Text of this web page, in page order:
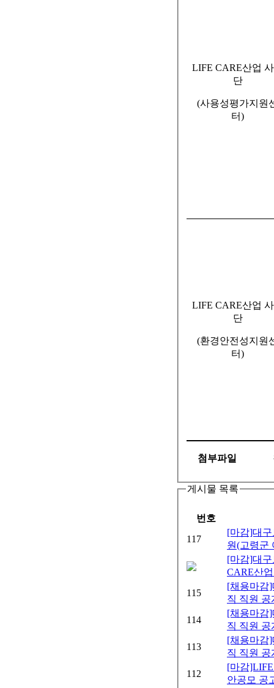
LIFE CARE산업
단
(사용성평가지원
터)
LIFE CARE산업
단
(환경안전성지원
터)
첨부파일
게시물 목록
번호
117
[마감]대
원(고령군
[마감]대
CARE산
115
[채용마감
직 직원 공
114
[채용마감
직 직원 공
113
[채용마감
직 직원 공
112
[마감
안공모 공